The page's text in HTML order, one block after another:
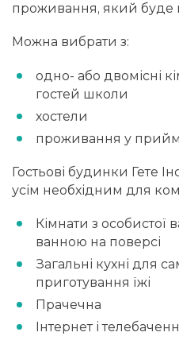
проживання, який буде
Можна вибрати з:
одно- або двомісні
гостей школи
хостели
проживання у
Гостьові будинки Гете
усім необхідним для
Кімнати з особистої
ванною на поверсі
Загальні кухні для
приготування їжі
Прачечна
Інтернет і